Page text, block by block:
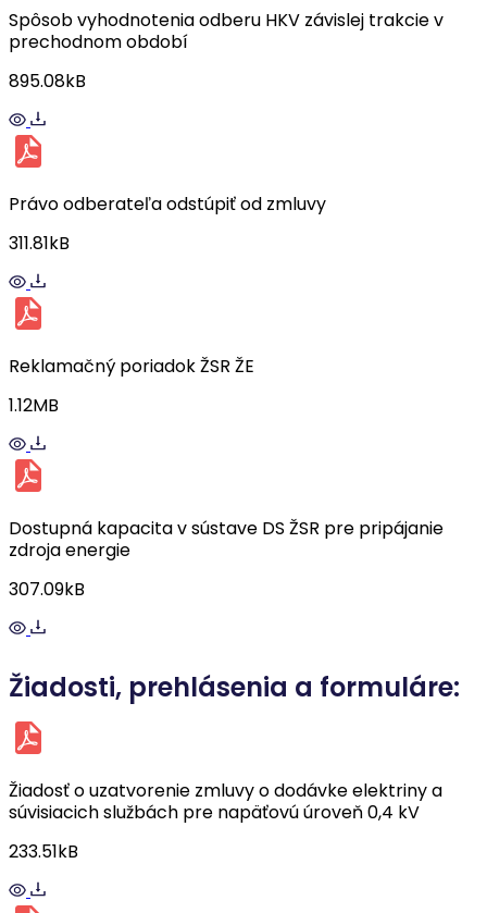
Spôsob vyhodnotenia odberu HKV závislej trakcie v
prechodnom období
895.08kB
Právo odberateľa odstúpiť od zmluvy
311.81kB
Reklamačný poriadok ŽSR ŽE
1.12MB
Dostupná kapacita v sústave DS ŽSR pre pripájanie
zdroja energie
307.09kB
Žiadosti, prehlásenia a formuláre:
Žiadosť o uzatvorenie zmluvy o dodávke elektriny a
súvisiacich službách pre napäťovú úroveň 0,4 kV
233.51kB